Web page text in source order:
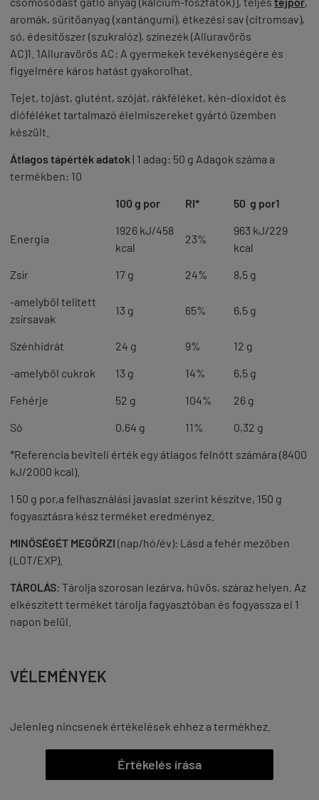
aromák, sűrítőanyag (xantángumi), étkezési sav (citromsav),
só, édesítőszer (szukralóz), színezék (Alluravörös
AC)1 1Alluravörös AC: A gyermekek tevékenységére és
figyelmére káros hatást gyakorolhat.
Tejet, tojást, glutént, szóját, rákféléket, kén-dioxidot és
dióféléket tartalmazó élelmiszereket gyártó üzemben
készült.
Átlagos tápérték adatok| 1 adag: 50 g Adagok száma a
termékben: 10
100 g por
RI* 50 g por1
Energia
1926 kJ/458
kcal
23%
963 kJ/229
kcal
Zsír
17 g 24%
8,5 g
-amelyből telített
zsírsavak
13 g 65% 6,5 g
Szénhidrát 24 g 9%
12 g
-amelyből cukrok
13 g 14%
6,5 g
Fehérje
52 g 104%
26 g
Só
0,64 g 11%
0,32 g
*Referencia beviteli érték egy átlagos felnőtt számára (8400
kJ/2000 kcal).
1 50 g por,a felhasználási javaslat szerint készítve, 150 g
fogyasztásra kész terméket eredményez.
MINŐSÉGÉT MEGŐRZI (nap/hó/év): Lásd a fehér mezőben
(LOT/EXP).
TÁROLÁS: Tárolja szorosan lezárva, hűvös, száraz helyen. Az
elkészített terméket tárolja fagyasztóban és fogyassza el 1
napon belül.
VÉLEMÉNYEK
Jelenleg nincsenek értékelések ehhez a termékhez.
Értékelés írása